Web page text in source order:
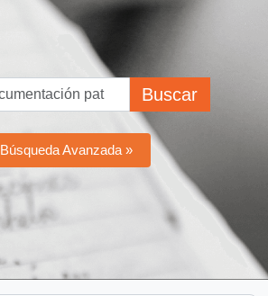
Buscar
Búsqueda Avanzada »